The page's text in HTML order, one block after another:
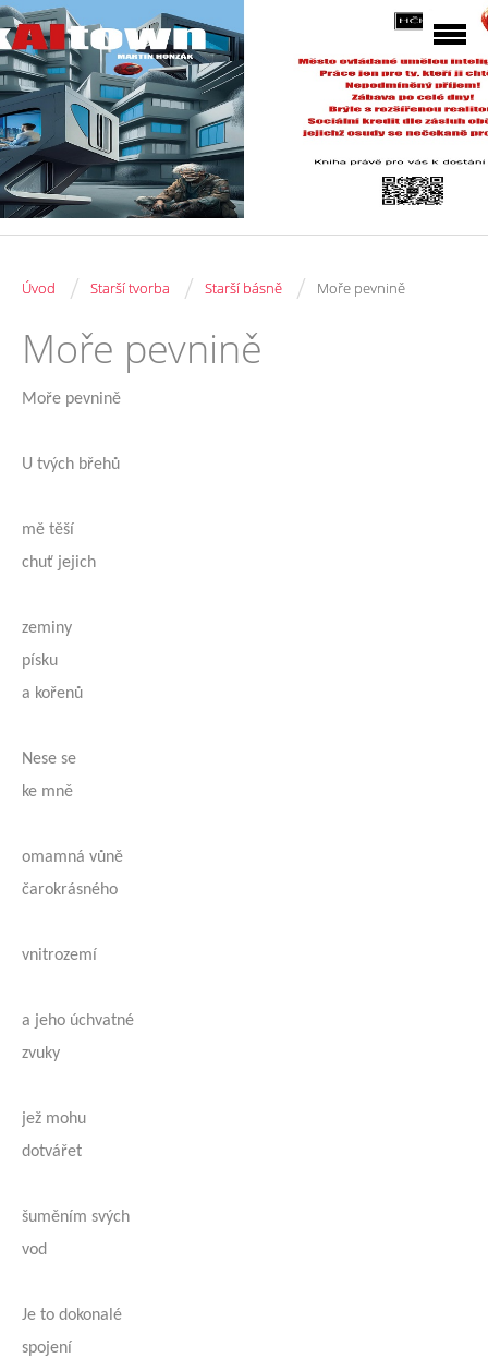
Úvod / Starší tvorba / Starší básně / Moře pevnině
Moře pevnině
Moře pevnině
U tvých břehů
mě těší
chuť jejich
zeminy
písku
a kořenů
Nese se
ke mně
omamná vůně
čarokrásného
vnitrozemí
a jeho úchvatné
zvuky
jež mohu
dotvářet
šuměním svých
vod
Je to dokonalé
spojení